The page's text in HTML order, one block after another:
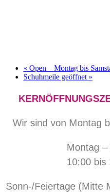
« Open – Montag bis
Schuhmeile geöffnet »
Wir sind von Montag
Montag
10:00 bis
Sonn-/Feiertage (Mitte